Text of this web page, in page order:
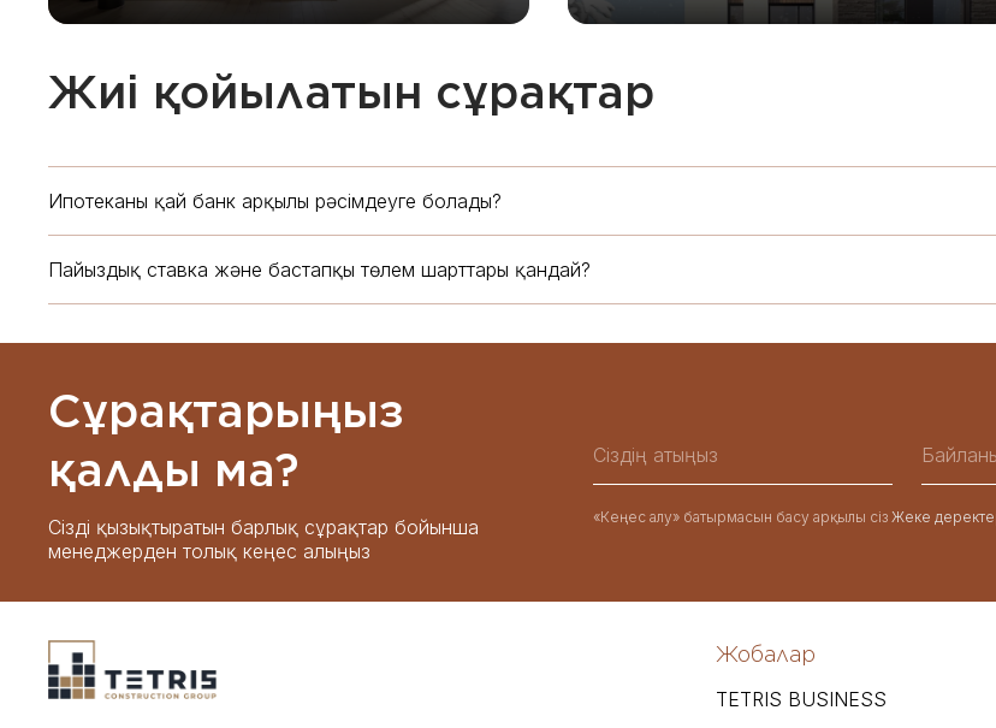
Жиі қойылатын сұрақтар
Ипотеканы қай банк арқылы рәсімдеуге болады?
Пайыздық ставка және бастапқы төлем шарттары қандай?
Сұрақтарыңыз
қалды ма?
Сізді қызықтыратын барлық сұрақтар бойынша
менеджерден толық кеңес алыңыз
«Кеңес алу» батырмасын басу арқылы сізЖеке
Жобалар
TETRIS BUSINESS